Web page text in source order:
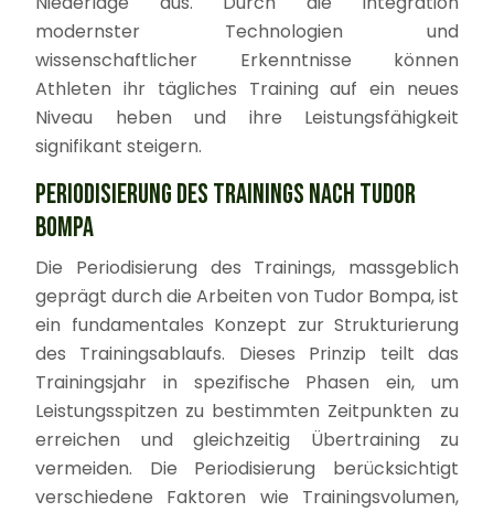
modernster Technologien und
wissenschaftlicher Erkenntnisse können
Athleten ihr tägliches Training auf ein neues
Niveau heben und ihre Leistungsfähigkeit
signifikant steigern.
PERIODISIERUNG DES TRAININGS NACH TUDOR
BOMPA
Die Periodisierung des Trainings, massgeblich
geprägt durch die Arbeiten von Tudor Bompa, ist
ein fundamentales Konzept zur Strukturierung
des Trainingsablaufs. Dieses Prinzip teilt das
Trainingsjahr in spezifische Phasen ein, um
Leistungsspitzen zu bestimmten Zeitpunkten zu
erreichen und gleichzeitig Übertraining zu
vermeiden. Die Periodisierung berücksichtigt
verschiedene Faktoren wie Trainingsvolumen,